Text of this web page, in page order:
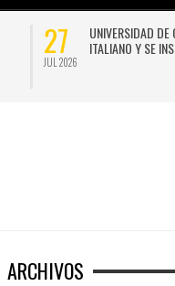
27
JUL 2026
UNIVERSIDAD DE
ITALIANO Y SE
ARCHIVOS